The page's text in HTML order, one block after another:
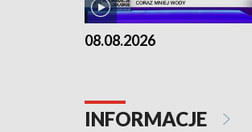
08.08.2026
INFORMACJE